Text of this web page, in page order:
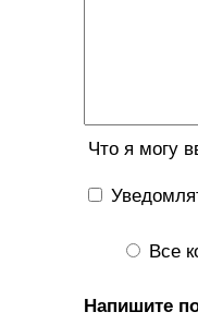
Что я могу
Все
Напишите